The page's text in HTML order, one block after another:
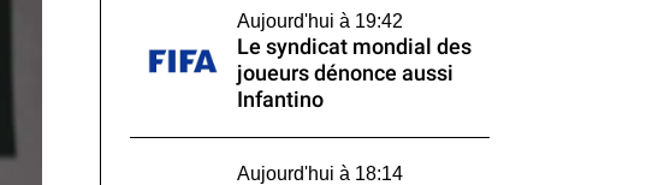
Aujourd'hui à 19:42
Le syndicat mondial des
joueurs dénonce aussi
Infantino
Aujourd'hui à 18:14